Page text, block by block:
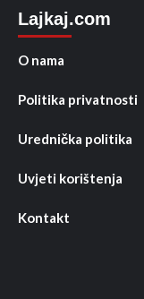
Lajkaj.com
O nama
Politika privatnosti
Urednička politika
Uvjeti korištenja
Kontakt